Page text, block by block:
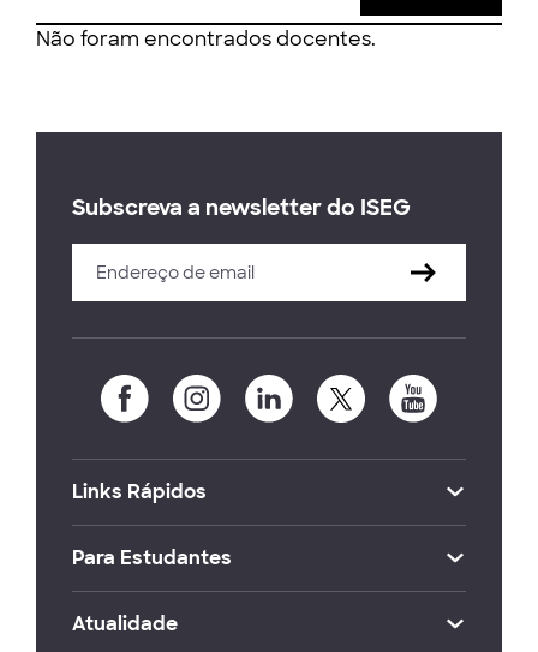
Não foram encontrados docentes.
Subscreva a newsletter do ISEG
Links Rápidos
Para Estudantes
Atualidade